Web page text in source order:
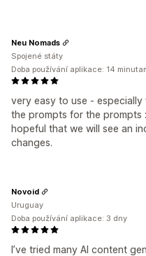
very easy to use -
the prompts for the prompts
hopeful that we will see an
changes.
Neu Nomads
Spojené státy
Doba používání aplikace: 14
I’ve tried many AI content
Novoid
Uruguay
Doba používání aplikace: 3 dny